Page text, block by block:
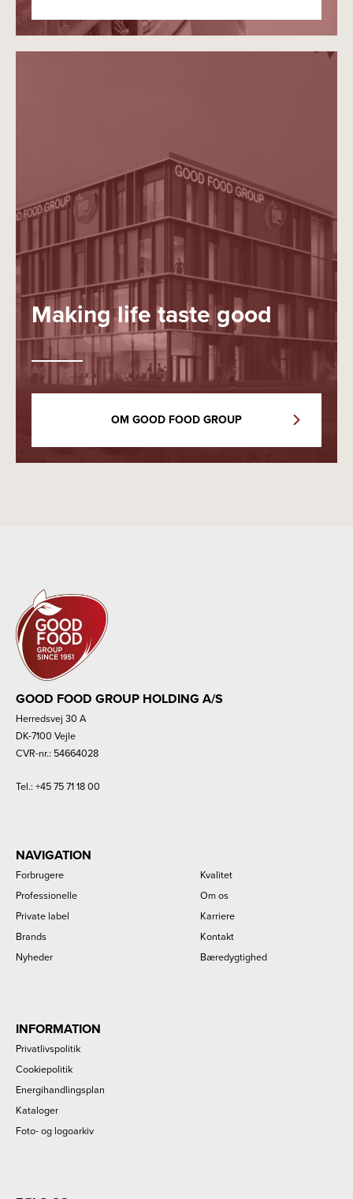
Making life taste good
OM GOOD FOOD GROUP
GOOD FOOD GROUP HOLDING A/S
Herredsvej 30 A
DK-7100 Vejle
CVR-nr.: 54664028
Tel.: +45 75 71 18 00
NAVIGATION
Forbrugere
Professionelle
Private label
Brands
Nyheder
Kvalitet
Om os
Karriere
Kontakt
Bæredygtighed
INFORMATION
Privatlivspolitik
Cookiepolitik
Energihandlingsplan
Kataloger
Foto- og logoarkiv